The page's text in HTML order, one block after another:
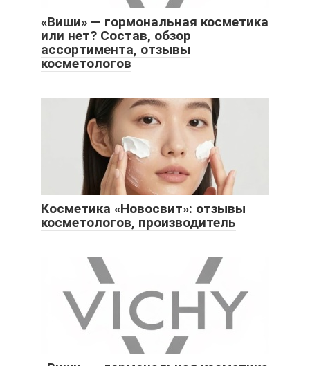
«Виши» — гормональная косметика
или нет? Состав, обзор
ассортимента, отзывы
косметологов
Косметика «Новосвит»: отзывы
косметологов, производитель